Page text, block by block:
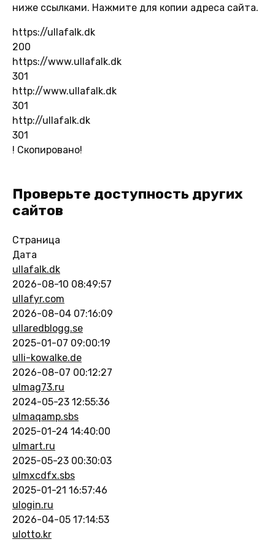
ниже ссылками. Нажмите для копии адреса сайта.
https://ullafalk.dk
200
https://www.ullafalk.dk
301
http://www.ullafalk.dk
301
http://ullafalk.dk
301
! Скопировано!
Проверьте доступность других
сайтов
Страница
Дата
ullafalk.dk
2026-08-10 08:49:57
ullafyr.com
2026-08-04 07:16:09
ullaredblogg.se
2025-01-07 09:00:19
ulli-kowalke.de
2026-08-07 00:12:27
ulmag73.ru
2024-05-23 12:55:36
ulmaqamp.sbs
2025-01-24 14:40:00
ulmart.ru
2025-05-23 00:30:03
ulmxcdfx.sbs
2025-01-21 16:57:46
ulogin.ru
2026-04-05 17:14:53
ulotto.kr